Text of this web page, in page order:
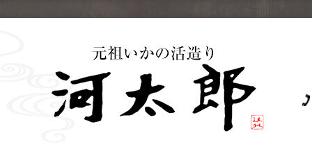
福岡で呼子のイカの活き造りを
味わえる「河太郎」のブログ